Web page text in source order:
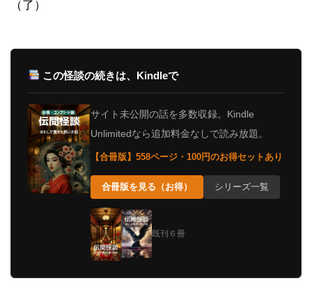
（了）
この怪談の続きは、Kindleで
サイト未公開の話を多数収録。Kindle
Unlimitedなら追加料金なしで読み放題。
【合冊版】558ページ・100円のお得セットあり
合冊版を見る（お得） シリーズ一覧
既刊６冊